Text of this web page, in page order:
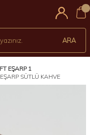
ARA
EŞARP 1
SÜTLÜ KAHVE